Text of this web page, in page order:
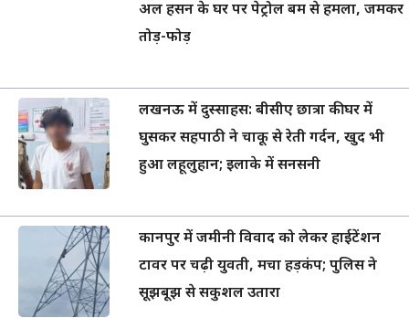
अल हसन के घर पर पेट्रोल बम से हमला, जमकर
तोड़-फोड़
लखनऊ में दुस्साहस: बीसीए छात्रा की घर में
घुसकर सहपाठी ने चाकू से रेती गर्दन, खुद भी
हुआ लहूलुहान; इलाके में सनसनी
कानपुर में जमीनी विवाद को लेकर हाईटेंशन
टावर पर चढ़ी युवती, मचा हड़कंप; पुलिस ने
सूझबूझ से सकुशल उतारा